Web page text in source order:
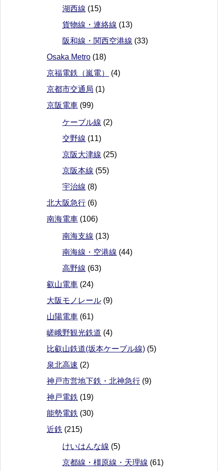
湖西線 (15)
貨物線・連絡線 (13)
阪和線・関西空港線 (33)
Osaka Metro (18)
京福電鉄（嵐電）
(4)
京都市交通局 (1)
京阪電車 (99)
ケーブル線 (2)
交野線 (11)
京阪大津線 (25)
京阪本線 (55)
宇治線 (8)
北大阪急行 (6)
南海電車 (106)
南海支線 (13)
南海線・空港線 (44)
高野線 (63)
叡山電車 (24)
大阪モノレール (9)
山陽電車 (61)
嵯峨野観光鉄道 (4)
比叡山鉄道(坂本ケーブル線) (5)
泉北高速 (2)
神戸市営地下鉄・北神急行 (9)
神戸電鉄 (19)
能勢電鉄 (30)
近鉄 (215)
けいはんな線 (5)
京都線・橿原線・天理線 (61)